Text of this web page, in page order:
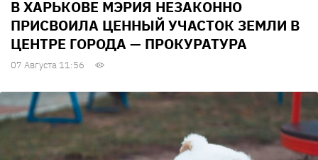
В ХАРЬКОВЕ МЭРИЯ НЕЗАКОННО
ПРИСВОИЛА ЦЕННЫЙ УЧАСТОК ЗЕМЛИ В
ЦЕНТРЕ ГОРОДА — ПРОКУРАТУРА
07 Августа 11:56